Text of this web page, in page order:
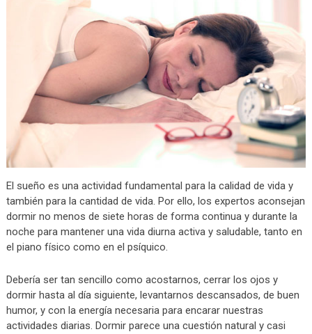
El sueño es una actividad fundamental para la calidad de vida y
también para la cantidad de vida. Por ello, los expertos aconsejan
dormir no menos de siete horas de forma continua y durante la
noche para mantener una vida diurna activa y saludable, tanto en
el piano físico como en el psíquico.
Debería ser tan sencillo como acostarnos, cerrar los ojos y
dormir hasta al día siguiente, levantarnos descansados, de buen
humor, y con la energía necesaria para encarar nuestras
actividades diarias. Dormir parece una cuestión natural y casi